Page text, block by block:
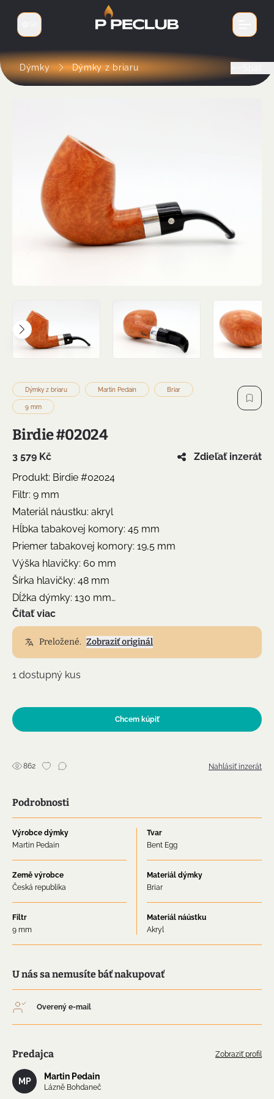
Prepnúť jazyk
Dýmky Dýmky z briaru
Dýmky z briaru Martin Pedain Briar
9 mm
Birdie #02024
3 579 Kč
Zdieľať inzerát
Produkt: Birdie #02024
Filtr: 9 mm
Materiál náustku: akryl
Hĺbka tabakovej komory: 45 mm
Priemer tabakovej komory: 19,5 mm
Výška hlavičky: 60 mm
Šírka hlavičky: 48 mm
Dĺžka dýmky: 130 mm
Výška dýmky s náustkom: 75 mm
Hmotnosť: 86 g
Povrchová úprava: leštené do vysokého lesku, krúžok
Čítať viac
Preložené. Zobraziť originál
1 dostupný kus
Chcem kúpiť
862 Nahlásiť inzerát
Podrobnosti
Výrobce dýmky
Martin Pedain
Tvar
Bent Egg
Země výrobce
Česká republika
Materiál dýmky
Briar
Filtr
9 mm
Materiál náústku
Akryl
U nás sa nemusíte báť nakupovať
Overený e-mail
Predajca Zobraziť profil
MP Martin Pedain
Lázně Bohdaneč